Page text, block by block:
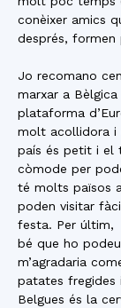
conèixer amics
després,
Jo recomano
marxar a
plataforma
molt acollidora i
país és petit i el
còmode per
té molts països
poden visitar
festa. Per últim,
bé que ho
m’agradaria
patates fregides
Belgues és la